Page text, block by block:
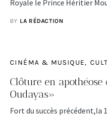
Royale le Prince Héritier
BY LA RÉDACTION
CINÉMA & MUSIQUE
Clôture en
Oudayas»
Fort du succès précédent,la